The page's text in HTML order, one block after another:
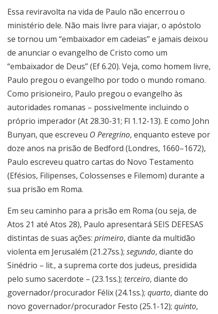
Essa reviravolta na vida de Paulo não encerrou o
ministério dele. Não mais livre para viajar, o apóstolo
se tornou um “embaixador em cadeias” e jamais deixou
de anunciar o evangelho de Cristo como um
“embaixador de Deus” (Ef 6.20). Veja, como homem livre,
Paulo pregou o evangelho por todo o mundo romano.
Como prisioneiro, Paulo pregou o evangelho às
autoridades romanas – possivelmente incluindo o
próprio imperador (At 28.30-31; Fl 1.12-13). E como John
Bunyan, que escreveu O Peregrino, enquanto esteve por
doze anos na prisão de Bedford (Londres, 1660–1672),
Paulo escreveu quatro cartas do Novo Testamento
(Efésios, Filipenses, Colossenses e Filemom) durante a
sua prisão em Roma.
Em seu caminho para a prisão em Roma (ou seja, de
Atos 21 até Atos 28), Paulo apresentará SEIS DEFESAS
distintas de suas ações: primeiro, diante da multidão
violenta em Jerusalém (21.27ss.); segundo, diante do
Sinédrio – lit., a suprema corte dos judeus, presidida
pelo sumo sacerdote – (23.1ss.); terceiro, diante do
governador/procurador Félix (24.1ss.); quarto, diante do
novo governador/procurador Festo (25.1-12); quinto,